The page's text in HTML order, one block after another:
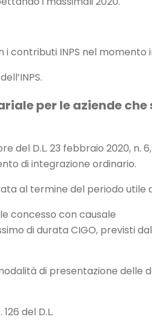
contributi INPS nel momento
per le aziende che
del D.L. 23 febbraio 2020,
di integrazione ordinario.
al termine del periodo utile
concesso con
di durata CIGO, previsti
di presentazione delle
del D.L.